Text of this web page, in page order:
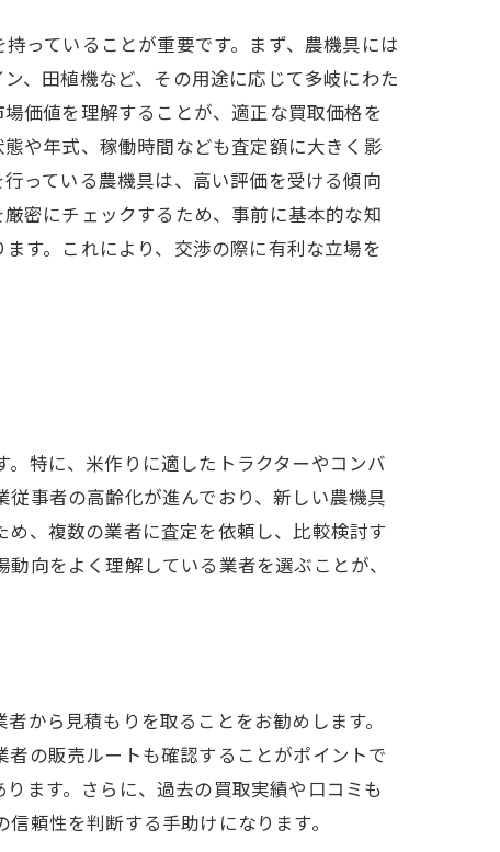
っていることが重要です。まず、農機具には
、田植機など、その用途に応じて多岐にわた
価値を理解することが、適正な買取価格を
や年式、稼働時間なども査定額に大きく影
っている農機具は、高い評価を受ける傾向
密にチェックするため、事前に基本的な知
す。これにより、交渉の際に有利な立場を
特に、米作りに適したトラクターやコンバ
事者の高齢化が進んでおり、新しい農機具
、複数の業者に査定を依頼し、比較検討す
向をよく理解している業者を選ぶことが、
から見積もりを取ることをお勧めします。
の販売ルートも確認することがポイントで
ます。さらに、過去の買取実績や口コミも
頼性を判断する手助けになります。